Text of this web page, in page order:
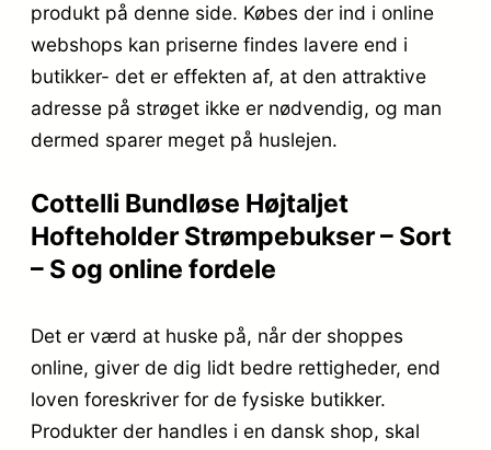
produkt på denne side. Købes der ind i online
webshops kan priserne findes lavere end i
butikker- det er effekten af, at den attraktive
adresse på strøget ikke er nødvendig, og man
dermed sparer meget på huslejen.
Cottelli Bundløse Højtaljet
Hofteholder Strømpebukser – Sort
– S og online fordele
Det er værd at huske på, når der shoppes
online, giver de dig lidt bedre rettigheder, end
loven foreskriver for de fysiske butikker.
Produkter der handles i en dansk shop, skal